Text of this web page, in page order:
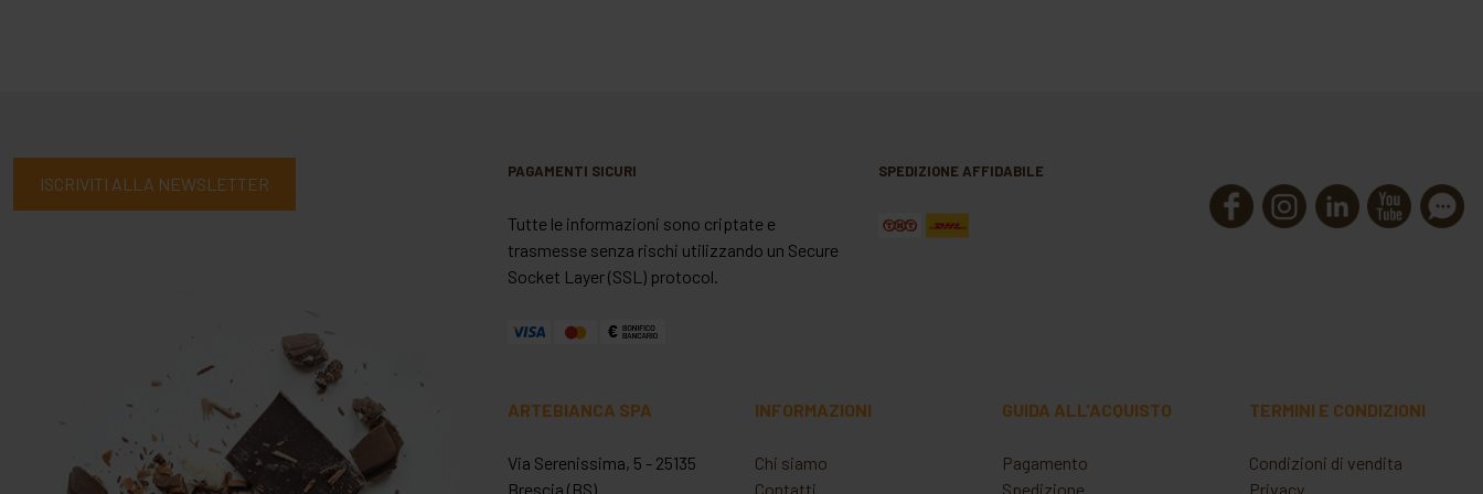
ISCRIVITI ALLA NEWSLETTER
PAGAMENTI SICURI
Tutte le informazioni sono criptate e
trasmesse senza rischi utilizzando un Secure
Socket Layer (SSL) protocol.
SPEDIZIONE AFFIDABILE
ARTEBIANCA SPA
Via Serenissima, 5 - 25135
Brescia (BS)
INFORMAZIONI
Chi siamo
Contatti
GUIDA ALL'ACQUISTO
Pagamento
Spedizione
TERMINI E CONDIZIONI
Condizioni di vendita
Privacy